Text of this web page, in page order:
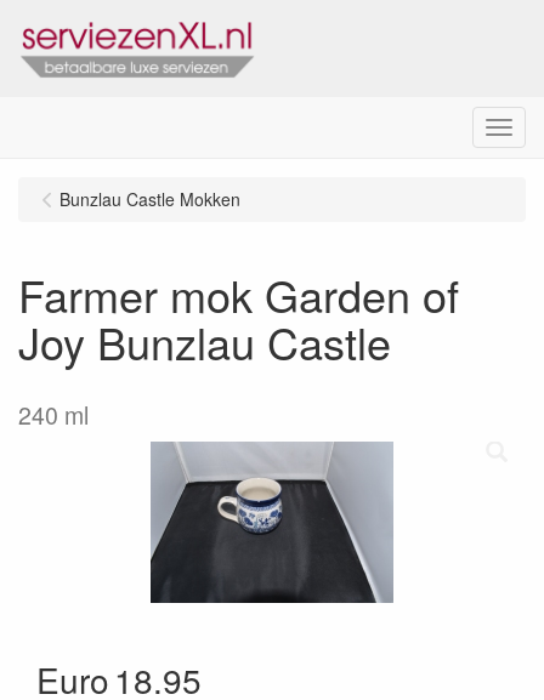
Menu
Bunzlau Castle Mokken
Farmer mok Garden of
Joy Bunzlau Castle
240 ml
Euro18.95